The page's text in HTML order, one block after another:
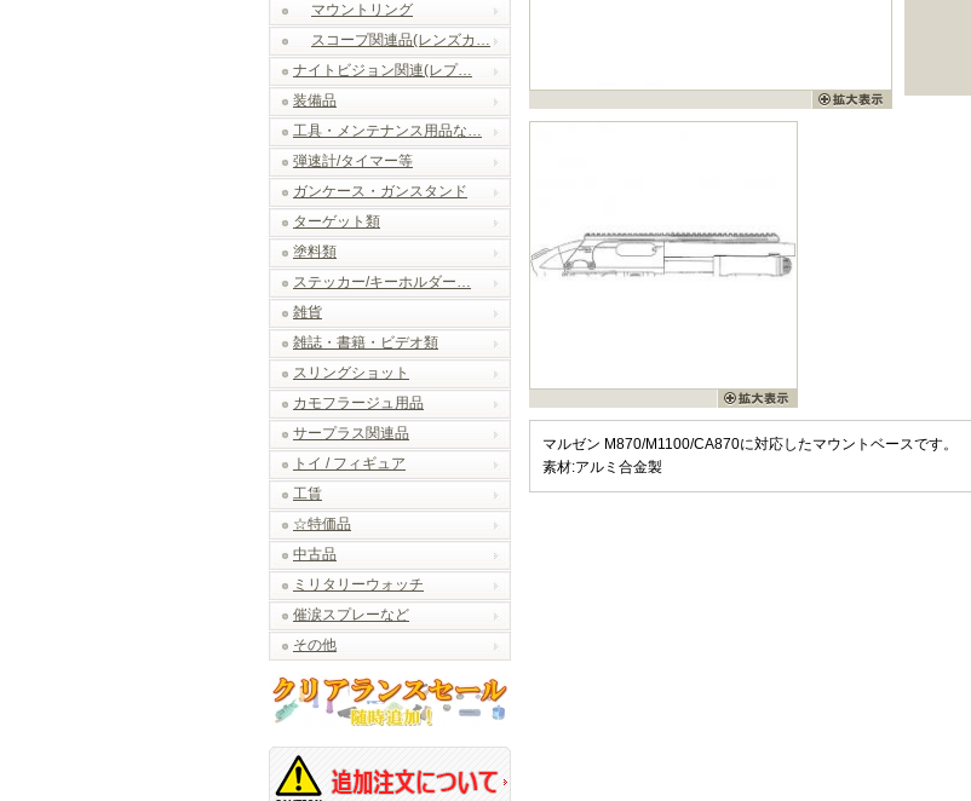
マウントリング
スコープ関連品(レンズカ…
ナイトビジョン関連(レプ…
装備品
工具・メンテナンス用品な…
弾速計/タイマー等
ガンケース・ガンスタンド
ターゲット類
塗料類
ステッカー/キーホルダー…
雑貨
雑誌・書籍・ビデオ類
スリングショット
カモフラージュ用品
サープラス関連品
トイ / フィギュア
工賃
☆特価品
中古品
ミリタリーウォッチ
催涙スプレーなど
その他
マルゼン M870/M1100/CA870に対応したマウントベースです。
素材:アルミ合金製